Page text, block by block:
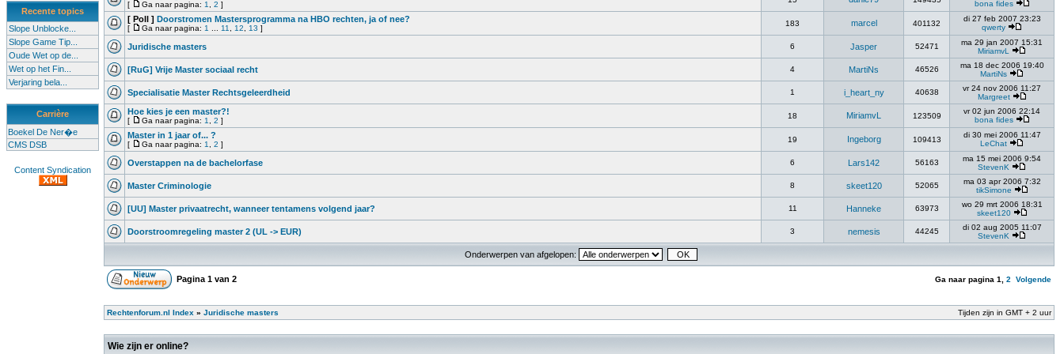
Recente topics
Slope Unblocke...
Slope Game Tip...
Oude Wet op de...
Wet op het Fin...
Verjaring bela...
Carrière
Boekel De Ner�e
CMS DSB
Content Syndication
[ Ga naar pagina: 1 2 ]
bona fides
[ Poll ] Doorstromen Mastersprogramma na HBO rechten, ja of nee?
[ Ga naar pagina: 1 11 12 13 ]
183 marcel 401132
di 27 feb 2007 23:23
qwerty
Juridische masters 6 Jasper 52471
ma 29 jan 2007 15:31
MiriamvL
[RuG] Vrije Master sociaal recht 4 MartiNs 46526
ma 18 dec 2006 19:40
MartiNs
Specialisatie Master Rechtsgeleerdheid 1 i_heart_ny 40638
vr 24 nov 2006 11:27
Margreet
Hoe kies je een master?!
[ Ga naar pagina: 1 2 ]
18 MiriamvL 123509
vr 02 jun 2006 22:14
bona fides
Master in 1 jaar of... ?
[ Ga naar pagina: 1 2 ]
19 Ingeborg 109413
di 30 mei 2006 11:47
LeChat
Overstappen na de bachelorfase 6 Lars142 56163
ma 15 mei 2006 9:54
StevenK
Master Criminologie 8 skeet120 52065
ma 03 apr 2006 7:32
tikSimone
[UU] Master privaatrecht, wanneer tentamens volgend jaar? 11 Hanneke 63973
wo 29 mrt 2006 18:31
skeet120
Doorstroomregeling master 2 (UL -> EUR) 3 nemesis 44245
di 02 aug 2005 11:07
StevenK
Onderwerpen van afgelopen:
Pagina 1 van 2 Ga naar pagina 1 2 Volgende
Rechtenforum.nl Index » Juridische masters Tijden zijn in GMT + 2 uur
Wie zijn er online?